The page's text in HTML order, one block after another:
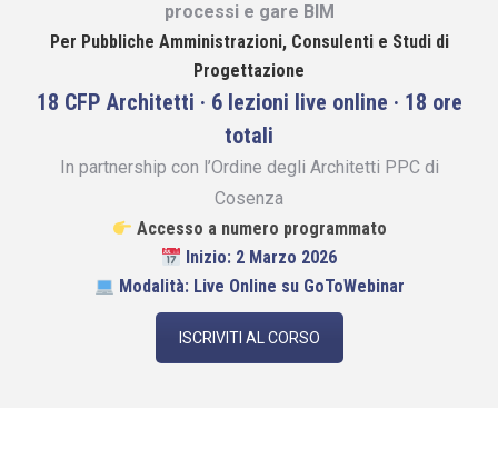
processi e gare BIM
Per Pubbliche Amministrazioni, Consulenti e Studi di
Progettazione
18 CFP Architetti · 6 lezioni live online · 18 ore
totali
In partnership con l’Ordine degli Architetti PPC di
Cosenza
Accesso a numero programmato
Inizio: 2 Marzo 2026
Modalità: Live Online su GoToWebinar
ISCRIVITI AL CORSO